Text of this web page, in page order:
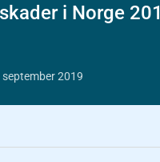
i Norge
2019